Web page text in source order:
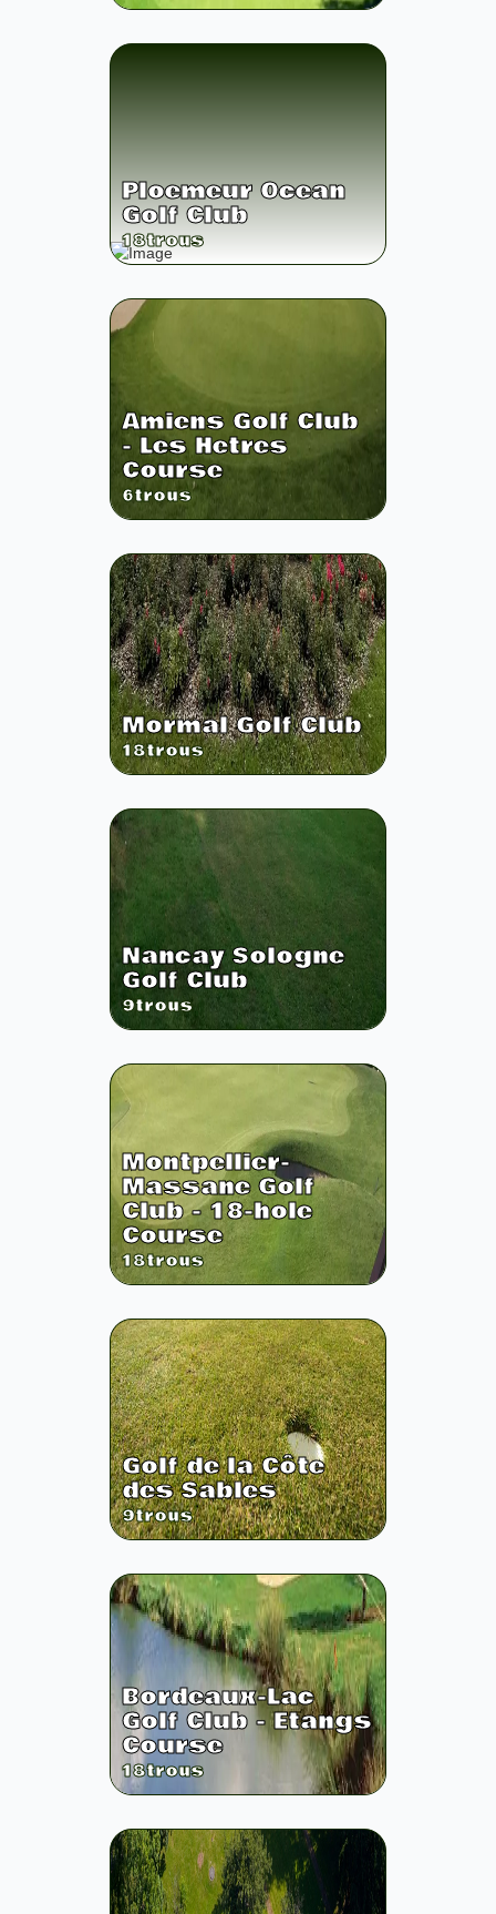
Ploemeur Ocean
Golf Club
18trous
Amiens Golf Club
- Les Hetres
Course
6trous
Mormal Golf Club
18trous
Nancay Sologne
Golf Club
9trous
Montpellier-
Massane Golf
Club - 18-hole
Course
18trous
Golf de la Côte
des Sables
9trous
Bordeaux-Lac
Golf Club - Etangs
Course
18trous